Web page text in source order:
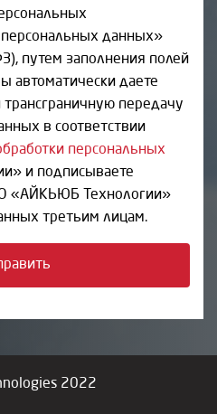
данных»
путем заполнения полей
автоматически даете
трансграничную передачу
в соответствии
персональных
и подписываете
«АЙКЬЮБ Технологии»
третьим лицам.
2022